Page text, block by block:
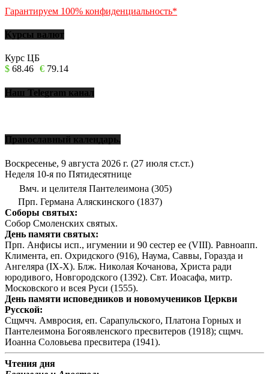
Гарантируем 100% конфиденциальность*
Курсы валют
Курс ЦБ
$ 68.46 € 79.14
Наш Telegram канал
Православный календарь.
Воскресенье, 9 августа 2026 г. (27 июля ст.ст.)
Неделя 10-я по Пятидесятнице
Вмч. и целителя Пантелеимона (305)
Прп. Германа Аляскинского (1837)
Соборы святых:
Собор Смоленских святых.
День памяти святых:
Прп. Анфисы исп., игумении и 90 сестер ее (VIII). Равноапп.
Климента, еп. Охридского (916), Наума, Саввы, Горазда и
Ангеляра (IX-X). Блж. Николая Кочанова, Христа ради
юродивого, Новгородского (1392). Свт. Иоасафа, митр.
Московского и всея Руси (1555).
День памяти исповедников и новомучеников Церкви
Русской:
Сщмчч. Амвросия, еп. Сарапульского, Платона Горных и
Пантелеимона Богоявленского пресвитеров (1918); сщмч.
Иоанна Соловьева пресвитера (1941).
Чтения дня